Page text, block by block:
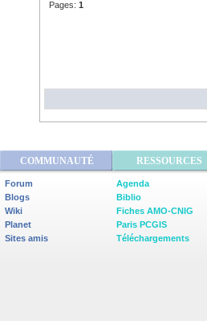
Pages: 1
COMMUNAUTÉ RESSOURCES
Forum
Blogs
Wiki
Planet
Sites amis
Agenda
Biblio
Fiches AMO-CNIG
Paris PCGIS
Téléchargements